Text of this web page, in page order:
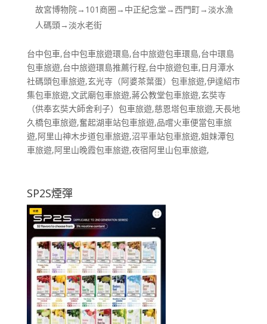
故宮博物院→101商圈→中正紀念堂→西門町→淡水漁
人碼頭→淡水老街
台中包車,台中包車旅遊環島,台中旅遊包車環島,台中環島
包車旅遊,台中旅遊環島推薦行程,台中旅遊包車,日月潭水
社碼頭包車旅遊,玄光寺（阿婆茶葉蛋）包車旅遊,伊達紹市
集包車旅遊,文武廟包車旅遊,蔣公教堂包車旅遊,玄奘寺
（供奉玄奘大師舍利子）包車旅遊,慈恩塔包車旅遊,天長地
久橋包車旅遊,奮起湖車站包車旅遊,品嚐火車便當包車旅
遊,阿里山神木步道包車旅遊,沼平車站包車旅遊,姐妹潭包
車旅遊,阿里山晚霞包車旅遊,夜宿阿里山包車旅遊,
SP2S煙彈